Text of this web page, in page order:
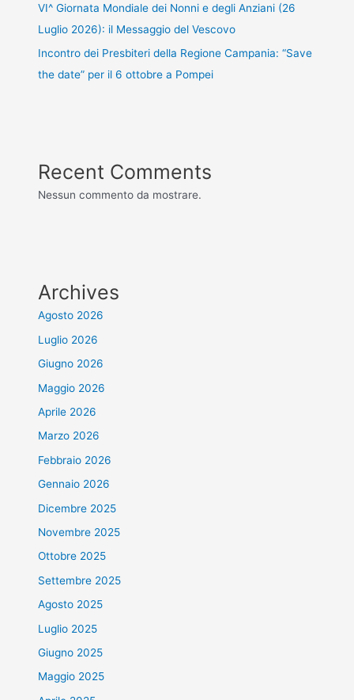
VI^ Giornata Mondiale dei Nonni e degli Anziani (26
Luglio 2026): il Messaggio del Vescovo
Incontro dei Presbiteri della Regione Campania: “Save
the date” per il 6 ottobre a Pompei
Recent Comments
Nessun commento da mostrare.
Archives
Agosto 2026
Luglio 2026
Giugno 2026
Maggio 2026
Aprile 2026
Marzo 2026
Febbraio 2026
Gennaio 2026
Dicembre 2025
Novembre 2025
Ottobre 2025
Settembre 2025
Agosto 2025
Luglio 2025
Giugno 2025
Maggio 2025